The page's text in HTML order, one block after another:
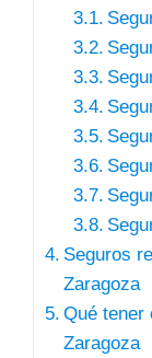
Seguros
Zaragoza
Qué tener
Zaragoza